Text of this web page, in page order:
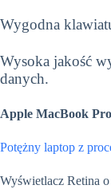
Wygodna
Wysoka jakość
danych.
Apple MacBook
Potężny laptop z
Wyświetlacz Retina